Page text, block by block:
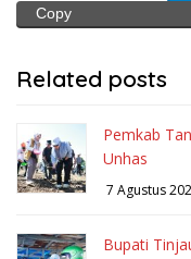
Copy
Related posts
Pemkab
Unhas
7 Agustus
Bupati